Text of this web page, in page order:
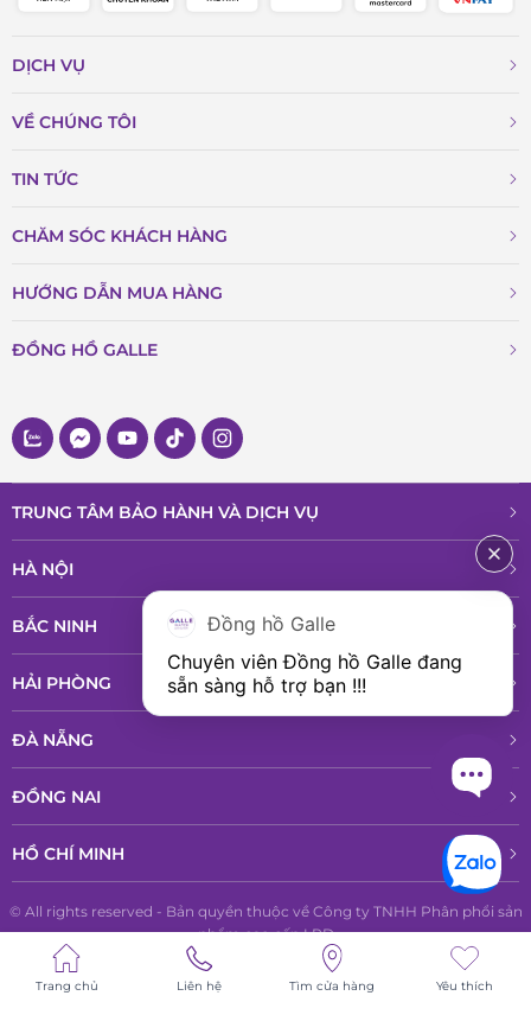
DỊCH VỤ
VỀ CHÚNG TÔI
TIN TỨC
CHĂM SÓC KHÁCH HÀNG
HƯỚNG DẪN MUA HÀNG
ĐỒNG HỒ GALLE
TRUNG TÂM BẢO HÀNH VÀ DỊCH VỤ
HÀ NỘI
BẮC NINH
HẢI PHÒNG
ĐÀ NẴNG
ĐỒNG NAI
HỒ CHÍ MINH
© All rights reserved - Bản quyền thuộc về Công ty TNHH Phân phổi sản
phẩm cao cấp LPD
Trang chủ Liên hệ Tìm cửa hàng Yêu thích
Đồng hồ Galle
Chuyên viên Đồng hồ Galle đang
sẵn sàng hỗ trợ bạn !!!